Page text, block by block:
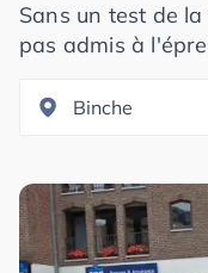
Sans un test de
pas admis à